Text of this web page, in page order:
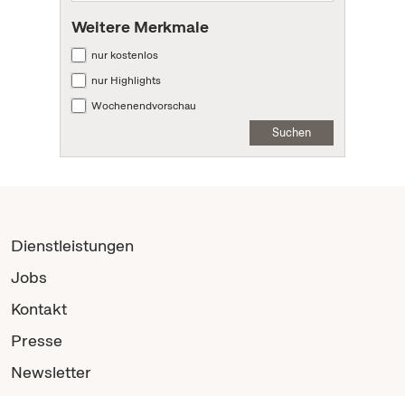
Weitere Merkmale
nur kostenlos
nur Highlights
Wochenendvorschau
Suchen
Dienstleistungen
Jobs
Kontakt
Presse
Newsletter